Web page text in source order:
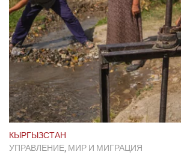
КЫРГЫЗСТАН
УПРАВЛЕНИЕ, МИР И МИГРАЦИЯ